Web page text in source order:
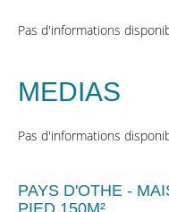
Pas d'informations
MEDIAS
Pas d'informations
PAYS D'OTHE -